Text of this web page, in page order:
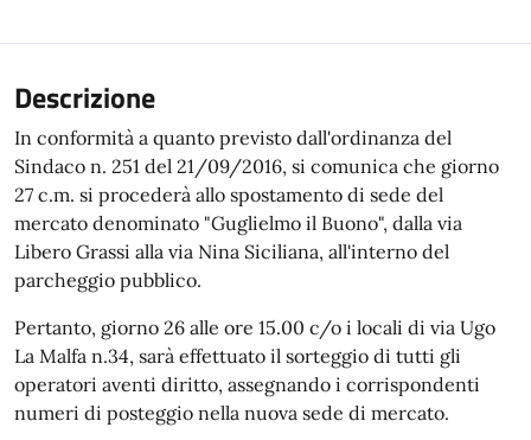
Descrizione
In conformità a quanto previsto dall'ordinanza del
Sindaco n. 251 del 21/09/2016, si comunica che giorno
27 c.m. si procederà allo spostamento di sede del
mercato denominato "Guglielmo il Buono", dalla via
Libero Grassi alla via Nina Siciliana, all'interno del
parcheggio pubblico.
Pertanto, giorno 26 alle ore 15.00 c/o i locali di via Ugo
La Malfa n.34, sarà effettuato il sorteggio di tutti gli
operatori aventi diritto, assegnando i corrispondenti
numeri di posteggio nella nuova sede di mercato.